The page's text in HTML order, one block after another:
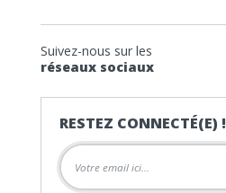
Suivez-nous sur les
réseaux sociaux
RESTEZ CONNECTÉ(E) !